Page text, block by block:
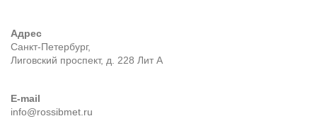
Адрес
Санкт-Петербург,
Лиговский проспект, д. 228 Лит А
E-mail
info@rossibmet.ru